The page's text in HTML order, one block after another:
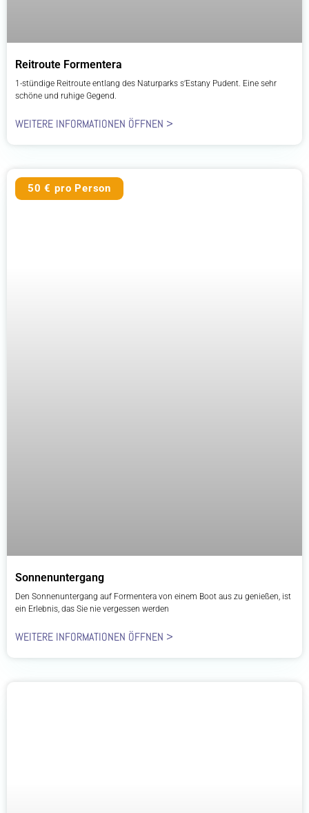
Reitroute Formentera
1-stündige Reitroute entlang des Naturparks s’Estany Pudent. Eine sehr
schöne und ruhige Gegend.
WEITERE INFORMATIONEN ÖFFNEN >
50 € pro Person
Sonnenuntergang
Den Sonnenuntergang auf Formentera von einem Boot aus zu genießen, ist
ein Erlebnis, das Sie nie vergessen werden
WEITERE INFORMATIONEN ÖFFNEN >